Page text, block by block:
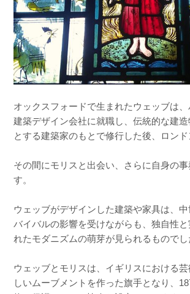
オックスフォードで生まれたウェッブは
建築デザイン会社に就職し、伝統的な建
とする建築家のもとで修行した後、ロンド
その間にモリスと出会い、さらに自身の
す。
ウェッブがデザインした建築や家具は、中
バイバルの影響を受けながらも、独自性
れたモダニズムの萌芽が見られるものでし
ウェッブとモリスは、イギリスにおける
しいムーブメントを作った旗手となり、